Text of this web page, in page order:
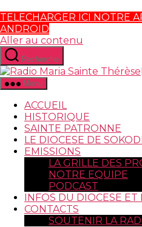
TELECHARGER ICI NOTRE
ANDROID
Aller au contenu
Recherche
Menu
ACCUEIL
HISTORIQUE
SAINTE PATRONNE
LE DIOCESE DE
EMISSIONS
LA GRILLE DES
NOTRE EQUIPE
PODCAST
INFOS DU DIOCESE ET
CONTACTS
SOUTENIR LA